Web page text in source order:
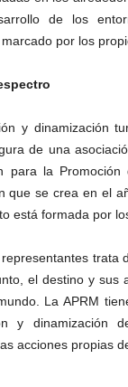
de los
por los
y dinamización
de una
para la
que se crea en el
está formada por
trata
el destino y sus
La APRM
y dinamización
acciones propias